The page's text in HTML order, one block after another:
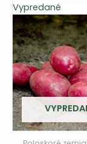
Vypredané